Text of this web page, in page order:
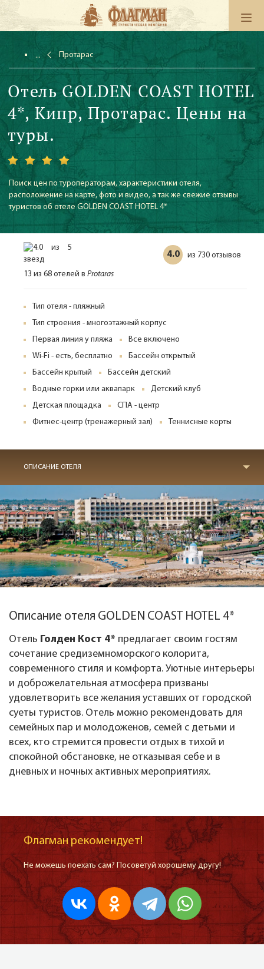
Протарас
Отель GOLDEN COAST HOTEL
4*, Кипр, Протарас. Цены на
туры.
Поиск цен по туроператорам, характеристики отеля,
расположение на карте, фото и видео, а так же свежие отзывы
туристов об отеле GOLDEN COAST HOTEL 4*
4.0 из 730 отзывов
13 из 68 отелей в Protaras
Тип отеля - пляжный
Тип строения - многоэтажный корпус
Первая линия у пляжа
Все включено
Wi-Fi - есть, бесплатно
Бассейн открытый
Бассейн крытый
Бассейн детский
Водные горки или аквапарк
Детский клуб
Детская площадка
СПА - центр
Фитнес-центр (тренажерный зал)
Теннисные корты
ОПИСАНИЕ ОТЕЛЯ
Описание отеля GOLDEN COAST HOTEL 4*
Отель Голден Кост 4* предлагает своим гостям
сочетание средиземноморского колорита,
современного стиля и комфорта. Уютные интерьеры
и доброжелательная атмосфера призваны
удовлетворить все желания уставших от городской
суеты туристов. Отель можно рекомендовать для
семейных пар и молодоженов, семей с детьми и
всех, кто стремится провести отдых в тихой и
спокойной обстановке, не отказывая себе и в
дневных и ночных активных мероприятиях.
Флагман рекомендует!
Не можешь поехать сам? Посоветуй хорошему другу!